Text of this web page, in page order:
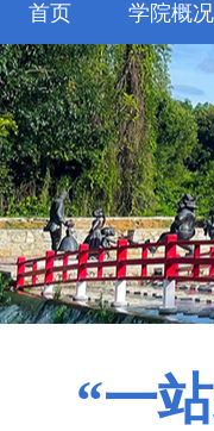
首页 学院概况
“一